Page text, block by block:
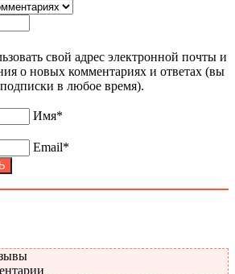
свой адрес электронной почты и
о новых комментариях и ответах (вы
подписки в любое время).
Имя*
Email*